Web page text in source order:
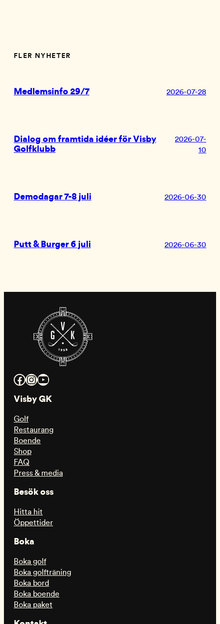
FLER NYHETER
Medlemsinfo 29/7 2026-07-28
Dialog om framtida idéer för Visby
Golfklubb
2026-07-
10
Demodagar 7-8 juli 2026-06-30
Putt & Burger 6 juli 2026-06-30
Facebook InstagramYouTube
Visby GK
Golf
Restaurang
Boende
Shop
FAQ
Press & media
Besök oss
Hitta hit
Öppettider
Boka
Boka golf
Boka golfträning
Boka bord
Boka boende
Boka paket